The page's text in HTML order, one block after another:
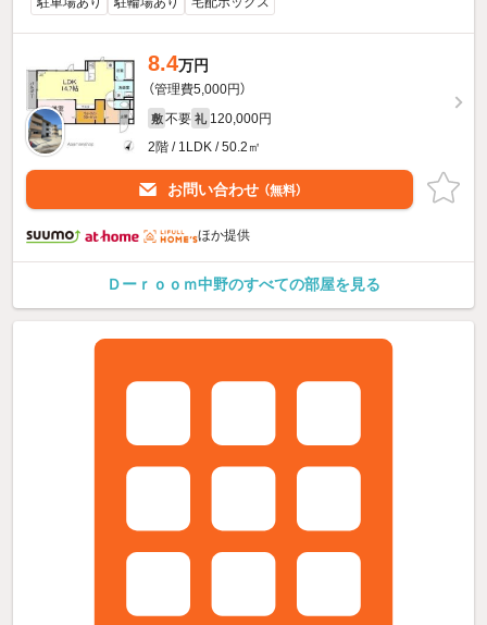
8.4万円
（管理費5,000円）
敷 不要 礼 120,000円
2階 / 1LDK / 50.2㎡
お問い合わせ （無料）
ほか提供
Ｄーｒｏｏｍ中野のすべての部屋を見る